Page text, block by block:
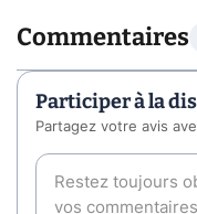
Commentaires
Participer à la
Partagez votre avis